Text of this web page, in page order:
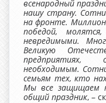
всенародный
нашу страну.
на фронте.
победой,
невредимыми.
Великую
необходимым.
семьям тех, кто
Мы все защищаем
общий праздник, –